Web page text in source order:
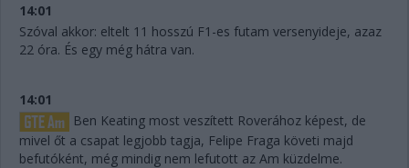
14:01
Szóval akkor: eltelt 11 hosszú F1-es futam versenyideje, azaz
22 óra. És egy még hátra van.
14:01
Ben Keating most veszített Roverához képest, de
mivel őt a csapat legjobb tagja, Felipe Fraga követi majd
befutóként, még mindig nem lefutott az Am küzdelme.